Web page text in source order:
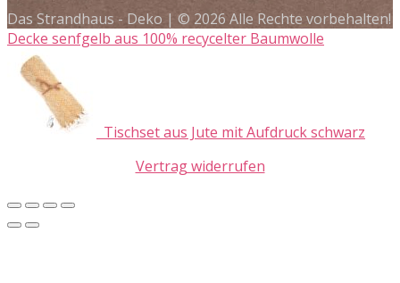
Das Strandhaus - Deko | © 2026 Alle Rechte vorbehalten!
Decke senfgelb aus 100% recycelter Baumwolle
Tischset aus Jute mit Aufdruck schwarz
Vertrag widerrufen